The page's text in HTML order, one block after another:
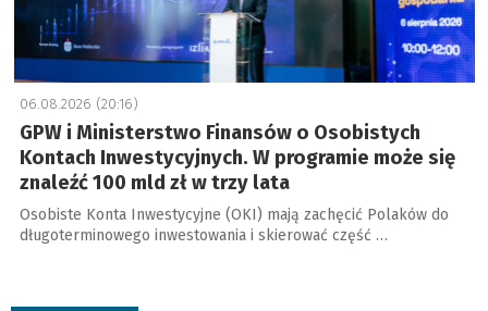
06.08.2026 (20:16)
GPW i Ministerstwo Finansów o Osobistych
Kontach Inwestycyjnych. W programie może się
znaleźć 100 mld zł w trzy lata
Osobiste Konta Inwestycyjne (OKI) mają zachęcić Polaków do
długoterminowego inwestowania i skierować część …